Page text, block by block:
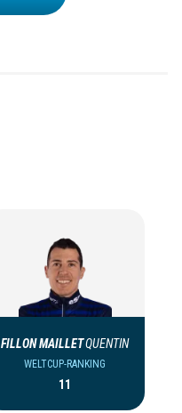
FILLON MAILLETQUENTIN
WELTCUP-RANKING
11